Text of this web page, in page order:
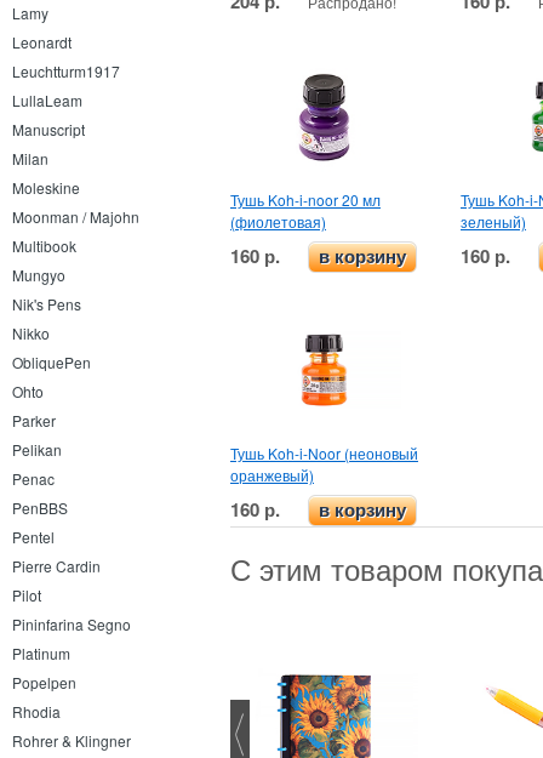
Lamy
Leonardt
Leuchtturm1917
LullaLeam
Manuscript
Milan
Moleskine
Moonman / Majohn
Multibook
Mungyo
Nik's Pens
Nikko
ObliquePen
Ohto
Parker
Pelikan
Penac
PenBBS
Pentel
Pierre Cardin
Pilot
Pininfarina Segno
Platinum
Popelpen
Rhodia
Rohrer & Klingner
Тушь Koh-i-noor 20 мл
(фиолетовая)
160 р. в корзину
Тушь Koh-
зеленый)
160 р.
Тушь Koh-i-Noor (неоновый
оранжевый)
160 р. в корзину
С этим товаром